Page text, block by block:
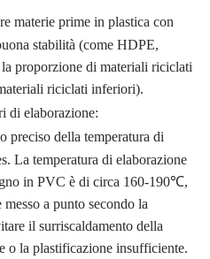
materie prime in plastica con
stabilità (come HDPE,
proporzione di materiali riciclati
riciclati inferiori).
di elaborazione:
preciso della temperatura di
La temperatura di elaborazione
in PVC è di circa 160-190℃,
messo a punto secondo la
il surriscaldamento della
o la plastificazione insufficiente.